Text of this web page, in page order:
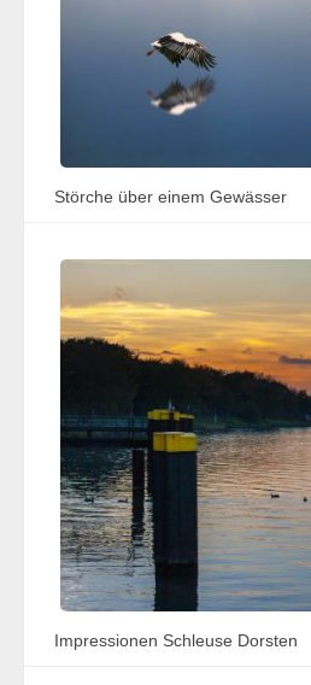
Störche über einem Gewässer
Impressionen Schleuse Dorsten